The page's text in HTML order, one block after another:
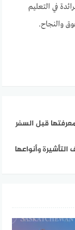
في التعليم
والنجاح.
لتكاليف التأشيرة وأنواعها